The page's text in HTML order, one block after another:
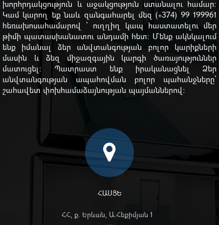
խորհրդակցություն և աջակցություն ստանալու համար:
Կամ կարող եք նաև զանգահարել մեզ (+374) 99 199961
հեռախոսահամարով ՝ ուղղիղ կապ հաստատելու մեր
թիմի պատասխանատու անդամի հետ: Մենք ակնկալում
ենք իմանալ ձեր անվտանգության բոլոր կարիքների
մասին և ձեզ միջազգային կարգի ծառայություններ
մատուցել: Պատրաստ ենք իրականացնել Ձեր
անվտանգության ապահովման բոլոր պահանջները՝
շահավետ փոխհամաձայնության պայմաններով:
ՀԱՍՑԵ
ՀՀ, ք. Երևան, Ա.Հեքիմյան 1